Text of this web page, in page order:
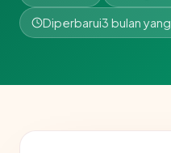
Diperbarui3 bulan